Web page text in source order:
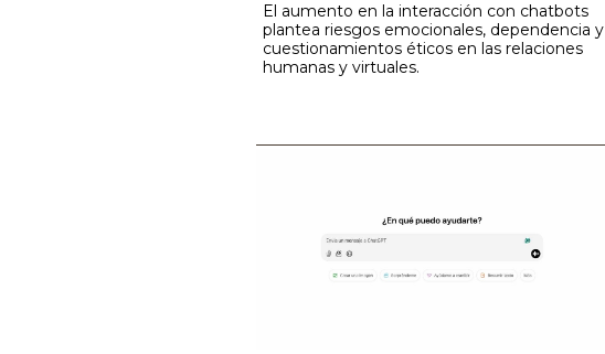
El aumento en la interacción con chatbots
plantea riesgos emocionales, dependencia y
cuestionamientos éticos en las relaciones
humanas y virtuales.